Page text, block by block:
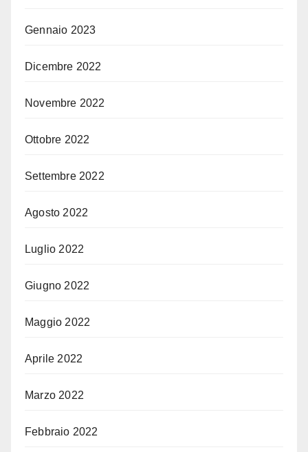
Gennaio 2023
Dicembre 2022
Novembre 2022
Ottobre 2022
Settembre 2022
Agosto 2022
Luglio 2022
Giugno 2022
Maggio 2022
Aprile 2022
Marzo 2022
Febbraio 2022